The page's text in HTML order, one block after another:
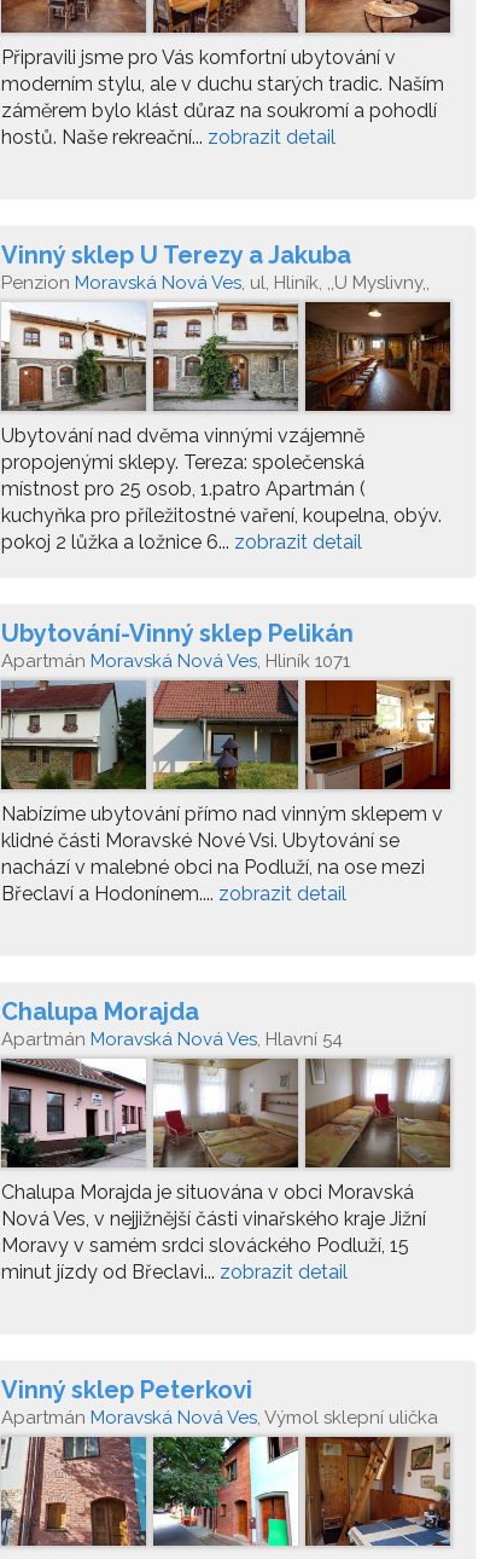
Připravili jsme pro Vás komfortní ubytování v
moderním stylu, ale v duchu starých tradic. Naším
záměrem bylo klást důraz na soukromí a pohodlí
hostů. Naše rekreační... zobrazit detail
Vinný sklep U Terezy a Jakuba
Penzion Moravská Nová Ves, ul, Hliník, ,,U Myslivny,,
Ubytování nad dvěma vinnými vzájemně
propojenými sklepy. Tereza: společenská
místnost pro 25 osob, 1.patro Apartmán (
kuchyňka pro příležitostné vaření, koupelna, obýv.
pokoj 2 lůžka a ložnice 6... zobrazit detail
Ubytování-Vinný sklep Pelikán
Apartmán Moravská Nová Ves, Hliník 1071
Nabízíme ubytování přímo nad vinným sklepem v
klidné části Moravské Nové Vsi. Ubytování se
nachází v malebné obci na Podluží, na ose mezi
Břeclaví a Hodonínem.... zobrazit detail
Chalupa Morajda
Apartmán Moravská Nová Ves, Hlavní 54
Chalupa Morajda je situována v obci Moravská
Nová Ves, v nejjižnější části vinařského kraje Jižní
Moravy v samém srdci slováckého Podluží, 15
minut jízdy od Břeclavi... zobrazit detail
Vinný sklep Peterkovi
Apartmán Moravská Nová Ves, Výmol sklepní ulička